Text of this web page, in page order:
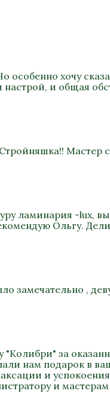
особенно хочу
и общая
Мастер
ламинария -lux,
Ольгу.
замечательно ,
"Колибри" за
нам подарок в
и
и мастерам